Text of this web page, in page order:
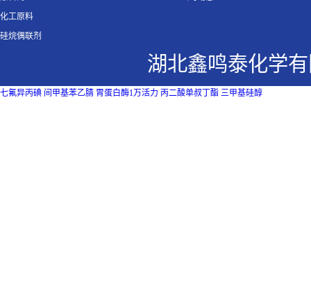
化工原料
硅烷偶联剂
湖北鑫鸣泰化学
七氟异丙碘 间甲基苯乙腈 胃蛋白酶1万活力 丙二酸单叔丁酯 三甲基硅醇